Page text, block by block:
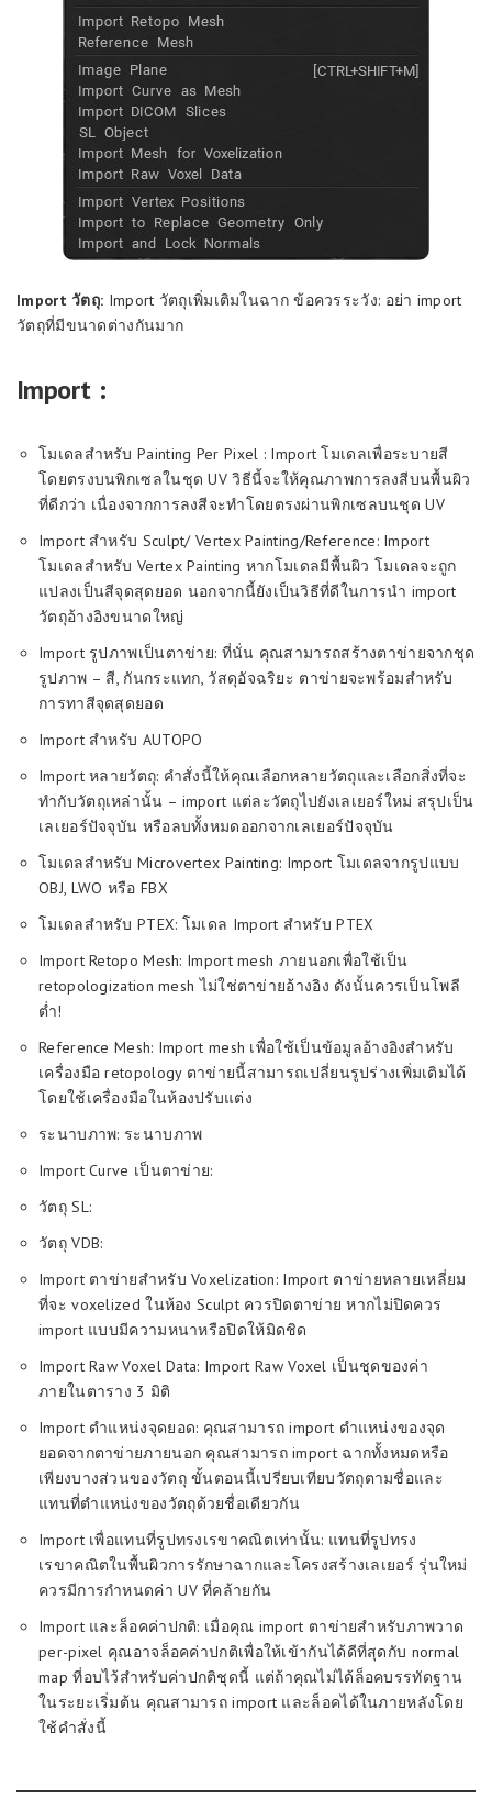
Import วัตถุ: Import วัตถุเพิ่มเติมในฉาก ข้อควรระวัง: อย่า import
วัตถุที่มีขนาดต่างกันมาก
Import :
โมเดลสำหรับ Painting Per Pixel : Import โมเดลเพื่อระบายสี
โดยตรงบนพิกเซลในชุด UV วิธีนี้จะให้คุณภาพการลงสีบนพื้นผิว
ที่ดีกว่า เนื่องจากการลงสีจะทำโดยตรงผ่านพิกเซลบนชุด UV
Import สำหรับ Sculpt/ Vertex Painting/Reference: Import
โมเดลสำหรับ Vertex Painting หากโมเดลมีพื้นผิว โมเดลจะถูก
แปลงเป็นสีจุดสุดยอด นอกจากนี้ยังเป็นวิธีที่ดีในการนำ import
วัตถุอ้างอิงขนาดใหญ่
Import รูปภาพเป็นตาข่าย: ที่นั่น คุณสามารถสร้างตาข่ายจากชุด
รูปภาพ – สี, กันกระแทก, วัสดุอัจฉริยะ ตาข่ายจะพร้อมสำหรับ
การทาสีจุดสุดยอด
Import สำหรับ AUTOPO
Import หลายวัตถุ: คำสั่งนี้ให้คุณเลือกหลายวัตถุและเลือกสิ่งที่จะ
ทำกับวัตถุเหล่านั้น – import แต่ละวัตถุไปยังเลเยอร์ใหม่ สรุปเป็น
เลเยอร์ปัจจุบัน หรือลบทั้งหมดออกจากเลเยอร์ปัจจุบัน
โมเดลสำหรับ Microvertex Painting: Import โมเดลจากรูปแบบ
OBJ, LWO หรือ FBX
โมเดลสำหรับ PTEX: โมเดล Import สำหรับ PTEX
Import Retopo Mesh: Import mesh ภายนอกเพื่อใช้เป็น
retopologization mesh ไม่ใช่ตาข่ายอ้างอิง ดังนั้นควรเป็นโพลี
ต่ำ!
Reference Mesh: Import mesh เพื่อใช้เป็นข้อมูลอ้างอิงสำหรับ
เครื่องมือ retopology ตาข่ายนี้สามารถเปลี่ยนรูปร่างเพิ่มเติมได้
โดยใช้เครื่องมือในห้องปรับแต่ง
ระนาบภาพ: ระนาบภาพ
Import Curve เป็นตาข่าย:
วัตถุ SL:
วัตถุ VDB:
Import ตาข่ายสำหรับ Voxelization: Import ตาข่ายหลายเหลี่ยม
ที่จะ voxelized ในห้อง Sculpt ควรปิดตาข่าย หากไม่ปิดควร
import แบบมีความหนาหรือปิดให้มิดชิด
Import Raw Voxel Data: Import Raw Voxel เป็นชุดของค่า
ภายในตาราง 3 มิติ
Import ตำแหน่งจุดยอด: คุณสามารถ import ตำแหน่งของจุด
ยอดจากตาข่ายภายนอก คุณสามารถ import ฉากทั้งหมดหรือ
เพียงบางส่วนของวัตถุ ขั้นตอนนี้เปรียบเทียบวัตถุตามชื่อและ
แทนที่ตำแหน่งของวัตถุด้วยชื่อเดียวกัน
Import เพื่อแทนที่รูปทรงเรขาคณิตเท่านั้น: แทนที่รูปทรง
เรขาคณิตในพื้นผิวการรักษาฉากและโครงสร้างเลเยอร์ รุ่นใหม่
ควรมีการกำหนดค่า UV ที่คล้ายกัน
Import และล็อคค่าปกติ: เมื่อคุณ import ตาข่ายสำหรับภาพวาด
per-pixel คุณอาจล็อคค่าปกติเพื่อให้เข้ากันได้ดีที่สุดกับ normal
map ที่อบไว้สำหรับค่าปกติชุดนี้ แต่ถ้าคุณไม่ได้ล็อคบรรทัดฐาน
ในระยะเริ่มต้น คุณสามารถ import และล็อคได้ในภายหลังโดย
ใช้คำสั่งนี้